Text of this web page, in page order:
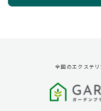
第三者への提供
弊社は法律で定められ
全国のエクステ